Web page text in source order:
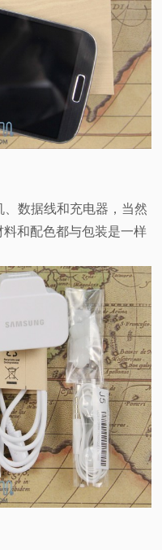
、数据线和充电器，当然
和配色都与包装是一样